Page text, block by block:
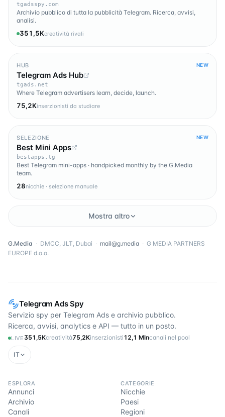
Telegram Ads Spy
Servizio spy per Telegram Ads e archivio pubblico.
Ricerca, avvisi, analytics e API — tutto in un posto.
LIVE 351,5Kcreatività75,2Kinserzionisti12,1 Mlncanali nel pool
IT
ESPLORA
Annunci
Archivio
Canali
CATEGORIE
Nicchie
Paesi
Regioni
tgadsspy.com
Archivio pubblico di tutta la pubblicità Telegram. Ricerca, avvisi,
analisi.
351,5Kcreatività rivali
HUB NEW
Telegram Ads Hub
tgads.net
Where Telegram advertisers learn, decide, launch.
75,2Kinserzionisti da studiare
SELEZIONE NEW
Best Mini Apps
bestapps.tg
Best Telegram mini-apps · handpicked monthly by the G.Media
team.
28nicchie · selezione manuale
Mostra altro
G.Media · DMCC, JLT, Dubai · mail@g.media · G MEDIA PARTNERS
EUROPE d.o.o.